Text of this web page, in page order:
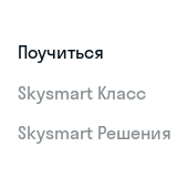
Поучиться
Skysmart Класс
Skysmart Решения